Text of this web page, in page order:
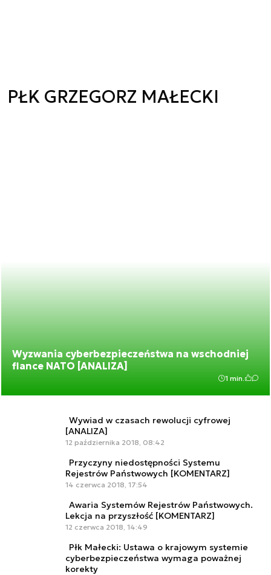
PŁK GRZEGORZ MAŁECKI
Wyzwania cyberbezpieczeństwa na wschodniej
flance NATO [ANALIZA]
1 min.
Wywiad w czasach rewolucji cyfrowej
[ANALIZA]
12 października 2018, 08:42
Przyczyny niedostępności Systemu
Rejestrów Państwowych [KOMENTARZ]
14 czerwca 2018, 17:54
Awaria Systemów Rejestrów Państwowych.
Lekcja na przyszłość [KOMENTARZ]
12 czerwca 2018, 14:49
Płk Małecki: Ustawa o krajowym systemie
cyberbezpieczeństwa wymaga poważnej
korekty